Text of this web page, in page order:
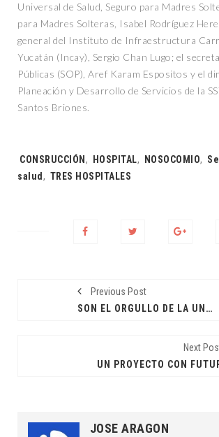
Universal de Salud, Seguro para Madres
para Madres Solteras, Isabel Rodríguez
general del Instituto de Infraestructura
Yucatán (Incay), Sergio Chan Lugo; el
Públicas (SOP), Aref Karam Espositos y el
Planeación y Desarrollo de Servicios de la
Santos Briones.
Tags:
CONSRUCCIÓN , HOSPITAL, NOSOCOMIO,
salud , TRES HOSPITALES
Previous Post
SON EL ORGULLO DE LA UNIVERSIDAD
Next
JOSE ARAGON